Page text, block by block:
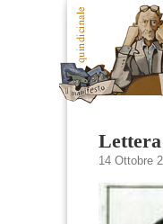
14 Ottobre